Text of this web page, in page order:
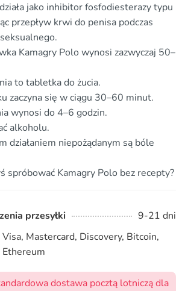
jako inhibitor fosfodiesterazy typu
przepływ krwi do penisa podczas
Kamagry Polo wynosi zazwyczaj 50–
to tabletka do żucia.
zaczyna się w ciągu 30–60 minut.
wynosi do 4–6 godzin.
alkoholu.
działaniem niepożądanym są bóle
spróbować Kamagry Polo bez recepty?
przesyłki
9-21 dni
Visa, Mastercard, Discovery, Bitcoin,
Ethereum
dostawa pocztą lotniczą dla